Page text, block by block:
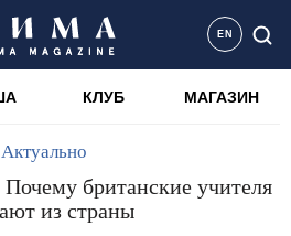
EN
КЛУБ МАГАЗИН
Актуально
британские учителя
из страны